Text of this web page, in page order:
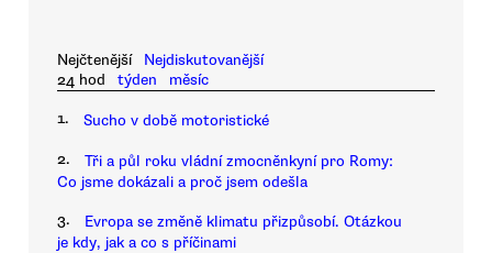
Nejčtenější
Nejdiskutovanější
24 hod
týden měsíc
1. Sucho v době motoristické
2.
Tři a půl roku vládní zmocněnkyní pro Romy:
Co jsme dokázali a proč jsem odešla
3.
Evropa se změně klimatu přizpůsobí. Otázkou
je kdy, jak a co s příčinami